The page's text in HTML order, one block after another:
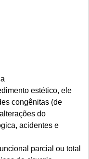
estético, ele
congênitas (de
do
acidentes e
parcial ou total